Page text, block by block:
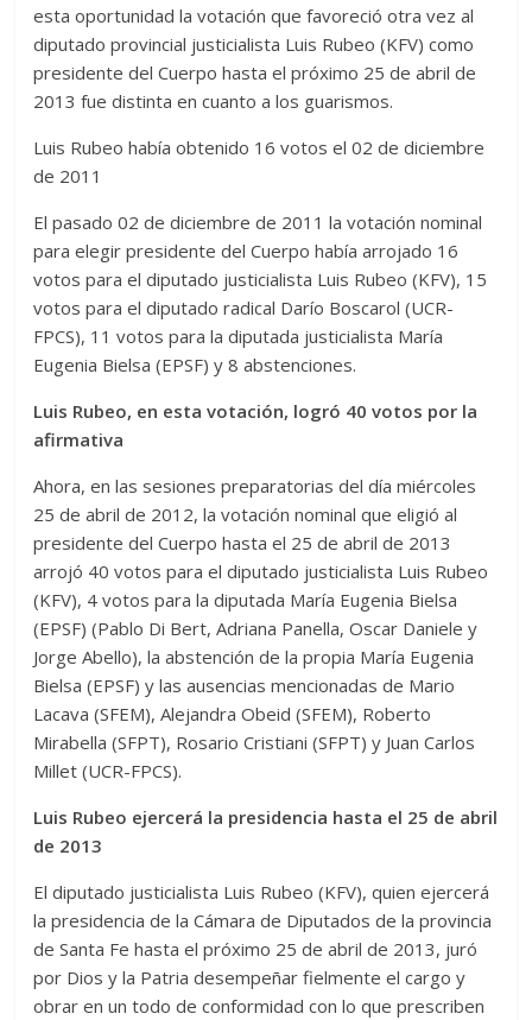
esta oportunidad la votación que favoreció otra vez al
diputado provincial justicialista Luis Rubeo (KFV) como
presidente del Cuerpo hasta el próximo 25 de abril de
2013 fue distinta en cuanto a los guarismos.
Luis Rubeo había obtenido 16 votos el 02 de diciembre
de 2011
El pasado 02 de diciembre de 2011 la votación nominal
para elegir presidente del Cuerpo había arrojado 16
votos para el diputado justicialista Luis Rubeo (KFV), 15
votos para el diputado radical Darío Boscarol (UCR-
FPCS), 11 votos para la diputada justicialista María
Eugenia Bielsa (EPSF) y 8 abstenciones.
Luis Rubeo, en esta votación, logró 40 votos por la
afirmativa
Ahora, en las sesiones preparatorias del día miércoles
25 de abril de 2012, la votación nominal que eligió al
presidente del Cuerpo hasta el 25 de abril de 2013
arrojó 40 votos para el diputado justicialista Luis Rubeo
(KFV), 4 votos para la diputada María Eugenia Bielsa
(EPSF) (Pablo Di Bert, Adriana Panella, Oscar Daniele y
Jorge Abello), la abstención de la propia María Eugenia
Bielsa (EPSF) y las ausencias mencionadas de Mario
Lacava (SFEM), Alejandra Obeid (SFEM), Roberto
Mirabella (SFPT), Rosario Cristiani (SFPT) y Juan Carlos
Millet (UCR-FPCS).
Luis Rubeo ejercerá la presidencia hasta el 25 de abril
de 2013
El diputado justicialista Luis Rubeo (KFV), quien ejercerá
la presidencia de la Cámara de Diputados de la provincia
de Santa Fe hasta el próximo 25 de abril de 2013, juró
por Dios y la Patria desempeñar fielmente el cargo y
obrar en un todo de conformidad con lo que prescriben